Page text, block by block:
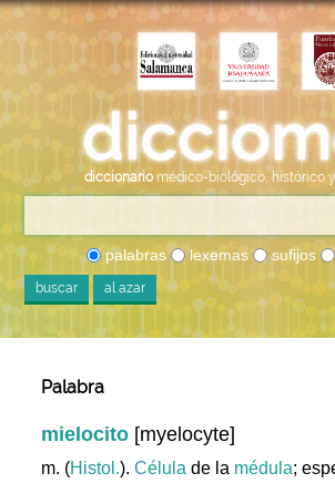
diccionario médico-biológico, histórico
palabras lexemas sufijos
buscar al azar
Palabra
mielocito [myelocyte]
m. (Histol.).Célula de la médula;